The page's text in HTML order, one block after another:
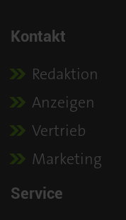
Kontakt
Redaktion
Anzeigen
Vertrieb
Marketing
Service